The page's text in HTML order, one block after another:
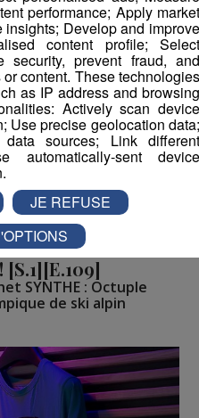
SYNTHE : Octuple
de ski alpin
performance; Apply market
Develop and improve
content profile; Select
security, prevent fraud, and
content. These technologies
as IP address and browsing
Actively scan device
Use precise geolocation data;
sources; Link different
sent device
JE REFUSE